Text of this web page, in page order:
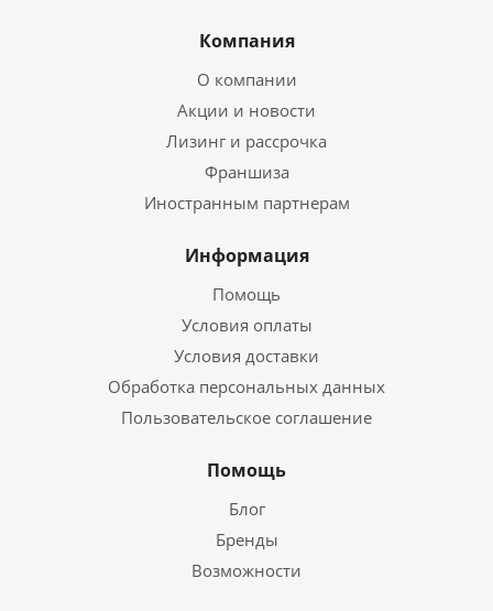
Компания
О компании
Акции и новости
Лизинг и рассрочка
Франшиза
Иностранным партнерам
Информация
Помощь
Условия оплаты
Условия доставки
Обработка персональных данных
Пользовательское соглашение
Помощь
Блог
Бренды
Возможности